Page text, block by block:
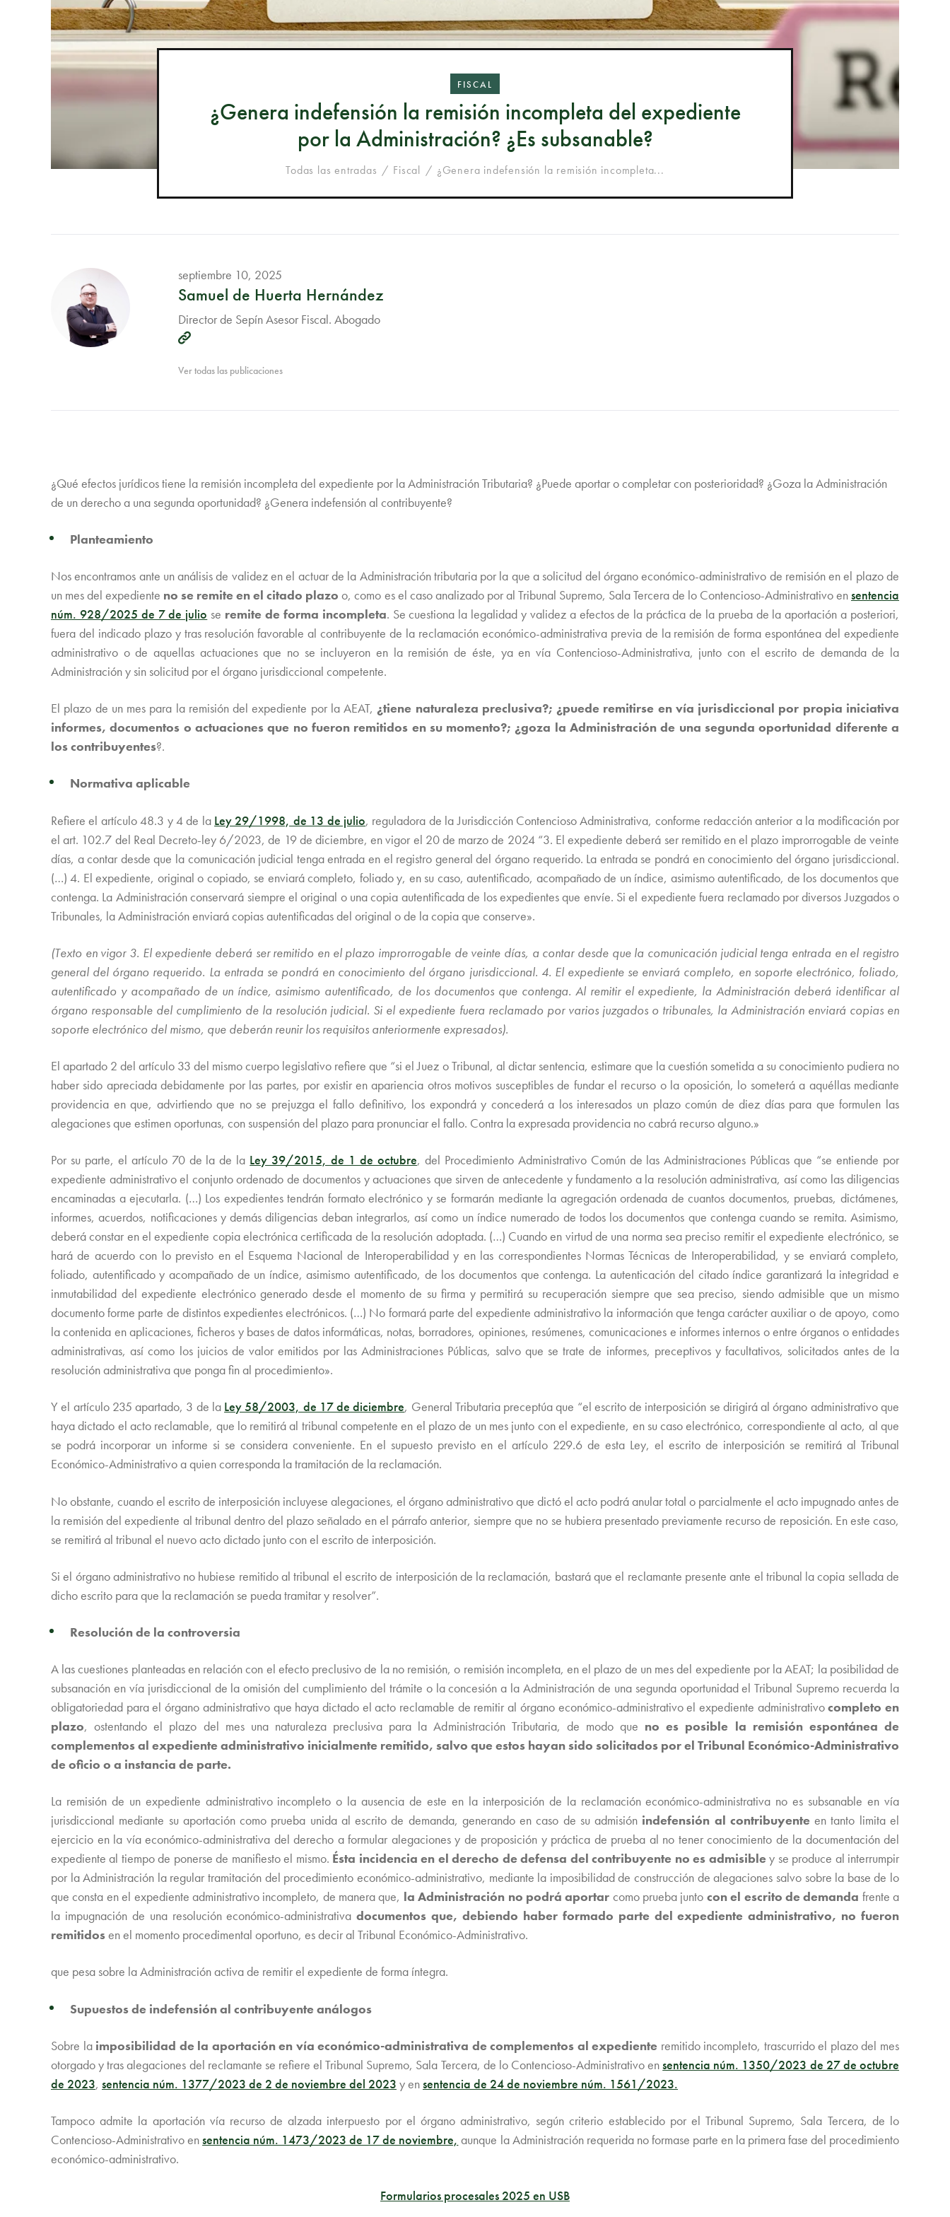
FISCAL
¿Genera indefensión la remisión incompleta del expediente
por la Administración? ¿Es subsanable?
Todas las entradas Fiscal ¿Genera indefensión la remisión incompleta...
septiembre 10, 2025
Samuel de Huerta Hernández
Director de Sepín Asesor Fiscal. Abogado
Ver todas las publicaciones
¿Qué efectos jurídicos tiene la remisión incompleta del expediente por la Administración Tributaria? ¿Puede aportar o completar con posterioridad? ¿Goza la Administración
de un derecho a una segunda oportunidad? ¿Genera indefensión al contribuyente?
Planteamiento
Nos encontramos ante un análisis de validez en el actuar de la Administración tributaria por la que a solicitud del órgano económico-administrativo de remisión en el plazo de
un mes del expediente no se remite en el citado plazo o, como es el caso analizado por al Tribunal Supremo, Sala Tercera de lo Contencioso-Administrativo ensentencia
núm. 928/2025 de 7 de julio se remite de forma incompleta. Se cuestiona la legalidad y validez a efectos de la práctica de la prueba de la aportación a posteriori,
fuera del indicado plazo y tras resolución favorable al contribuyente de la reclamación económico-administrativa previa de la remisión de forma espontánea del expediente
administrativo o de aquellas actuaciones que no se incluyeron en la remisión de éste, ya en vía Contencioso-Administrativa, junto con el escrito de demanda de la
Administración y sin solicitud por el órgano jurisdiccional competente.
El plazo de un mes para la remisión del expediente por la AEAT, ¿tiene naturaleza preclusiva?; ¿puede remitirse en vía jurisdiccional por propia iniciativa
informes, documentos o actuaciones que no fueron remitidos en su momento?; ¿goza la Administración de una segunda oportunidad diferente a
los contribuyentes?.
Normativa aplicable
Refiere el artículo 48.3 y 4 de la Ley 29/1998, de 13 de julio, reguladora de la Jurisdicción Contencioso Administrativa, conforme redacción anterior a la modificación por
el art. 102.7 del Real Decreto-ley 6/2023, de 19 de diciembre, en vigor el 20 de marzo de 2024 “3. El expediente deberá ser remitido en el plazo improrrogable de veinte
días, a contar desde que la comunicación judicial tenga entrada en el registro general del órgano requerido. La entrada se pondrá en conocimiento del órgano jurisdiccional.
(…) 4. El expediente, original o copiado, se enviará completo, foliado y, en su caso, autentificado, acompañado de un índice, asimismo autentificado, de los documentos que
contenga. La Administración conservará siempre el original o una copia autentificada de los expedientes que envíe. Si el expediente fuera reclamado por diversos Juzgados o
Tribunales, la Administración enviará copias autentificadas del original o de la copia que conserve».
(Texto en vigor 3. El expediente deberá ser remitido en el plazo improrrogable de veinte días, a contar desde que la comunicación judicial tenga entrada en el registro
general del órgano requerido. La entrada se pondrá en conocimiento del órgano jurisdiccional. 4. El expediente se enviará completo, en soporte electrónico, foliado,
autentificado y acompañado de un índice, asimismo autentificado, de los documentos que contenga. Al remitir el expediente, la Administración deberá identificar al
órgano responsable del cumplimiento de la resolución judicial. Si el expediente fuera reclamado por varios juzgados o tribunales, la Administración enviará copias en
soporte electrónico del mismo, que deberán reunir los requisitos anteriormente expresados).
El apartado 2 del artículo 33 del mismo cuerpo legislativo refiere que “si el Juez o Tribunal, al dictar sentencia, estimare que la cuestión sometida a su conocimiento pudiera no
haber sido apreciada debidamente por las partes, por existir en apariencia otros motivos susceptibles de fundar el recurso o la oposición, lo someterá a aquéllas mediante
providencia en que, advirtiendo que no se prejuzga el fallo definitivo, los expondrá y concederá a los interesados un plazo común de diez días para que formulen las
alegaciones que estimen oportunas, con suspensión del plazo para pronunciar el fallo. Contra la expresada providencia no cabrá recurso alguno.»
Por su parte, el artículo 70 de la de la Ley 39/2015, de 1 de octubre, del Procedimiento Administrativo Común de las Administraciones Públicas que “se entiende por
expediente administrativo el conjunto ordenado de documentos y actuaciones que sirven de antecedente y fundamento a la resolución administrativa, así como las diligencias
encaminadas a ejecutarla. (…) Los expedientes tendrán formato electrónico y se formarán mediante la agregación ordenada de cuantos documentos, pruebas, dictámenes,
informes, acuerdos, notificaciones y demás diligencias deban integrarlos, así como un índice numerado de todos los documentos que contenga cuando se remita. Asimismo,
deberá constar en el expediente copia electrónica certificada de la resolución adoptada. (…) Cuando en virtud de una norma sea preciso remitir el expediente electrónico, se
hará de acuerdo con lo previsto en el Esquema Nacional de Interoperabilidad y en las correspondientes Normas Técnicas de Interoperabilidad, y se enviará completo,
foliado, autentificado y acompañado de un índice, asimismo autentificado, de los documentos que contenga. La autenticación del citado índice garantizará la integridad e
inmutabilidad del expediente electrónico generado desde el momento de su firma y permitirá su recuperación siempre que sea preciso, siendo admisible que un mismo
documento forme parte de distintos expedientes electrónicos. (…) No formará parte del expediente administrativo la información que tenga carácter auxiliar o de apoyo, como
la contenida en aplicaciones, ficheros y bases de datos informáticas, notas, borradores, opiniones, resúmenes, comunicaciones e informes internos o entre órganos o entidades
administrativas, así como los juicios de valor emitidos por las Administraciones Públicas, salvo que se trate de informes, preceptivos y facultativos, solicitados antes de la
resolución administrativa que ponga fin al procedimiento».
Y el artículo 235 apartado, 3 de la Ley 58/2003, de 17 de diciembre, General Tributaria preceptúa que “el escrito de interposición se dirigirá al órgano administrativo que
haya dictado el acto reclamable, que lo remitirá al tribunal competente en el plazo de un mes junto con el expediente, en su caso electrónico, correspondiente al acto, al que
se podrá incorporar un informe si se considera conveniente. En el supuesto previsto en el artículo 229.6 de esta Ley, el escrito de interposición se remitirá al Tribunal
Económico-Administrativo a quien corresponda la tramitación de la reclamación.
No obstante, cuando el escrito de interposición incluyese alegaciones, el órgano administrativo que dictó el acto podrá anular total o parcialmente el acto impugnado antes de
la remisión del expediente al tribunal dentro del plazo señalado en el párrafo anterior, siempre que no se hubiera presentado previamente recurso de reposición. En este caso,
se remitirá al tribunal el nuevo acto dictado junto con el escrito de interposición.
Si el órgano administrativo no hubiese remitido al tribunal el escrito de interposición de la reclamación, bastará que el reclamante presente ante el tribunal la copia sellada de
dicho escrito para que la reclamación se pueda tramitar y resolver”.
Resolución de la controversia
A las cuestiones planteadas en relación con el efecto preclusivo de la no remisión, o remisión incompleta, en el plazo de un mes del expediente por la AEAT; la posibilidad de
subsanación en vía jurisdiccional de la omisión del cumplimiento del trámite o la concesión a la Administración de una segunda oportunidad el Tribunal Supremo recuerda la
obligatoriedad para el órgano administrativo que haya dictado el acto reclamable de remitir al órgano económico-administrativo el expediente administrativocompleto en
plazo, ostentando el plazo del mes una naturaleza preclusiva para la Administración Tributaria, de modo que no es posible la remisión espontánea de
complementos al expediente administrativo inicialmente remitido, salvo que estos hayan sido solicitados por el Tribunal Económico-Administrativo
de oficio o a instancia de parte.
La remisión de un expediente administrativo incompleto o la ausencia de este en la interposición de la reclamación económico-administrativa no es subsanable en vía
jurisdiccional mediante su aportación como prueba unida al escrito de demanda, generando en caso de su admisión indefensión al contribuyenteen tanto limita el
ejercicio en la vía económico-administrativa del derecho a formular alegaciones y de proposición y práctica de prueba al no tener conocimiento de la documentación del
expediente al tiempo de ponerse de manifiesto el mismo. Ésta incidencia en el derecho de defensa del contribuyente no es admisibley se produce al interrumpir
por la Administración la regular tramitación del procedimiento económico-administrativo, mediante la imposibilidad de construcción de alegaciones salvo sobre la base de lo
que consta en el expediente administrativo incompleto, de manera que, la Administración no podrá aportar como prueba junto con el escrito de demanda frente a
la impugnación de una resolución económico-administrativa documentos que, debiendo haber formado parte del expediente administrativo, no fueron
remitidosen el momento procedimental oportuno, es decir al Tribunal Económico-Administrativo.
que pesa sobre la Administración activa de remitir el expediente de forma íntegra.
Supuestos de indefensión al contribuyente análogos
Sobre la imposibilidad de la aportación en vía económico-administrativa de complementos al expediente remitido incompleto, trascurrido el plazo del mes
otorgado y tras alegaciones del reclamante se refiere el Tribunal Supremo, Sala Tercera, de lo Contencioso-Administrativo ensentencia núm. 1350/2023 de 27 de octubre
de 2023, sentencia núm. 1377/2023 de 2 de noviembre del 2023 y ensentencia de 24 de noviembre núm. 1561/2023.
Tampoco admite la aportación vía recurso de alzada interpuesto por el órgano administrativo, según criterio establecido por el Tribunal Supremo, Sala Tercera, de lo
Contencioso-Administrativo ensentencia núm. 1473/2023 de 17 de noviembre, aunque la Administración requerida no formase parte en la primera fase del procedimiento
económico-administrativo.
Formularios procesales 2025 en USB